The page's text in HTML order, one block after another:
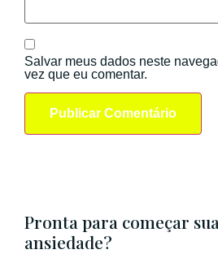
Salvar meus dados neste
vez que eu comentar.
Pronta para começar
ansiedade?